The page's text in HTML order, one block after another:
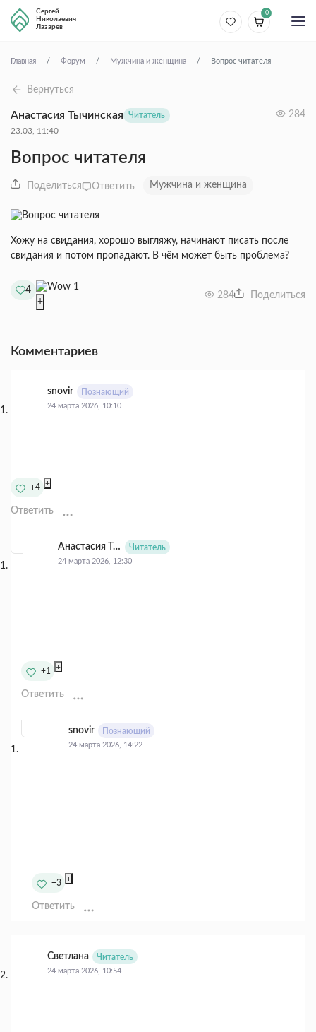
Сергей
Николаевич
Лазарев
0
Главная Форум Мужчина и женщина Вопрос читателя
Вернуться
Анастасия Тычинская
Читатель
23.03, 11:40
284
Вопрос читателя
Поделиться Ответить Мужчина и женщина
Хожу на свидания, хорошо выгляжу, начинают писать после
свидания и потом пропадают. В чём может быть проблема?
4
1
+
284 Поделиться
Комментариев
snovir Познающий
24 марта 2026, 10:10
+4 +
Ответить
Анастасия Тычинская Читатель
24 марта 2026, 12:30
+1 +
Ответить
snovir Познающий
24 марта 2026, 14:22
+3 +
Ответить
Светлана Читатель
24 марта 2026, 10:54